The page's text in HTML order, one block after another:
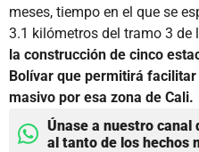
meses, tiempo en el que se
3.1 kilómetros del tramo 3 de
la construcción de cinco
Bolívar que permitirá
masivo por esa zona de Cali.
Únase a nuestro canal
al tanto de los hechos